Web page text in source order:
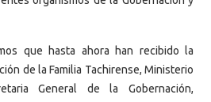
que hasta ahora han recibido la
de la Familia Tachirense, Ministerio
General de la Gobernación,